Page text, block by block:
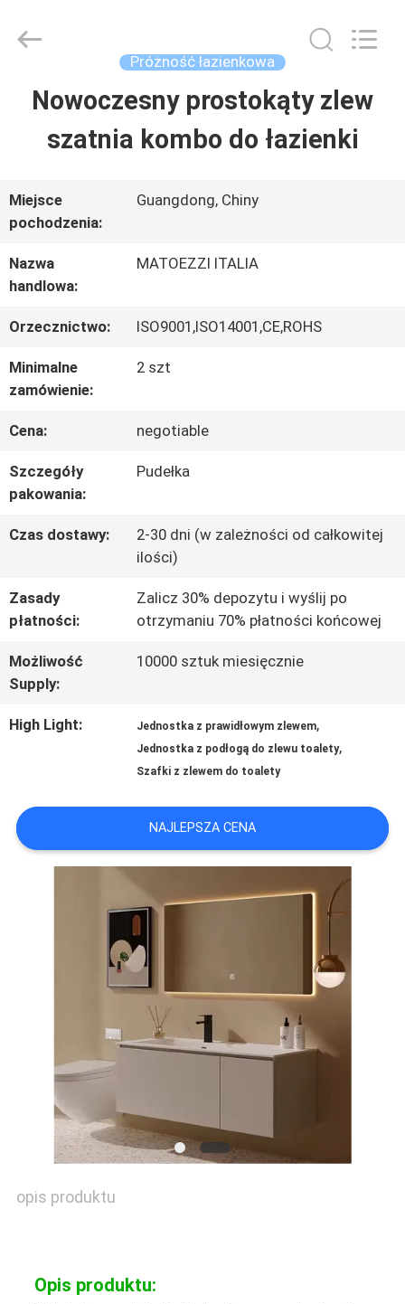
DOM
FILMY
POKAZ
VR
O
NAS
WYCIECZKA
PO
FABRYCE
SKONTAKTUJ
SIĘ
Z
AKTUALNOŚCI
WSZYSTKIE
PRZYPADKI
WYCENĘ
SITEMAP
POLITYKA
HOME
Furniture
Próżność łazienkowa
Nowoczesny prostokąty zlew
szatnia kombo do łazienki
Miejsce
pochodzenia:
Guangdong, Chiny
Nazwa
handlowa:
MATOEZZI ITALIA
Orzecznictwo: ISO9001,ISO14001,CE,ROHS
Minimalne
zamówienie:
2 szt
Cena: negotiable
Szczegóły
pakowania:
Pudełka
Czas dostawy:
2-30 dni (w zależności od całkowitej
ilości)
Zasady
płatności:
Zalicz 30% depozytu i wyślij po
otrzymaniu 70% płatności końcowej
Możliwość
Supply:
10000 sztuk miesięcznie
High Light: Jednostka z prawidłowym zlewem,
Jednostka z podłogą do zlewu toalety,
Szafki z zlewem do toalety
NAJLEPSZA CENA
opis produktu
Opis produktu: